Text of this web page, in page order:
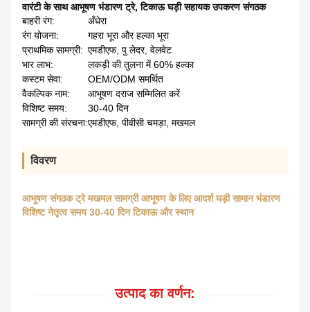
वारंटी के साथ आभूषण भंडारण ट्रे,टिकाऊ घड़ी सहायक उपकरण संगठक
बाहरी रंग:
अँधेरा
रंग योजना:
गहरा भूरा और हल्का भूरा
प्राथमिक सामग्री: एमडीएफ, पु लेदर, वेलवेट
भार लाभ:
लकड़ी की तुलना में 60% हल्का
कस्टम सेवा:
OEM/ODM समर्थित
वैकल्पिक नाम:
आभूषण दराज सम्मिलित करें
विशिष्ट समय:
30-40 दिन
सामग्री की संरचना:एमडीएफ, पीवीसी चमड़ा, मखमल
विवरण
आभूषण संगठक ट्रे मखमल सामग्री आभूषण के लिए आदर्श घड़ी सामान भंडारण
विशिष्ट नेतृत्व समय 30-40 दिन टिकाऊ और स्थान
उत्पाद का वर्णन: